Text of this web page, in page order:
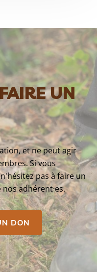
UN
et ne peut agir
Si vous
pas à faire un
adhérent·es.
DON